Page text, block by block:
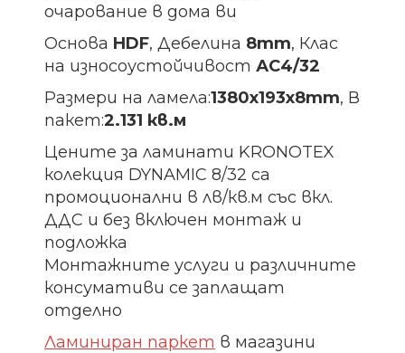
очарование в дома ви
Основа HDF, Дебелина 8mm, Клас
на износоустойчивостАС4/32
Размери на ламела:1380х193х8mm, В
пакет:2.131 кв.м
Цените за ламинати KRONOTEX
колекция DYNAMIC 8/32 са
промоционални в лв/кв.м със вкл.
ДДС и без включен монтаж и
подложка
Монтажните услуги и различните
консумативи се заплащат
отделно
Ламиниран паркет в магазини